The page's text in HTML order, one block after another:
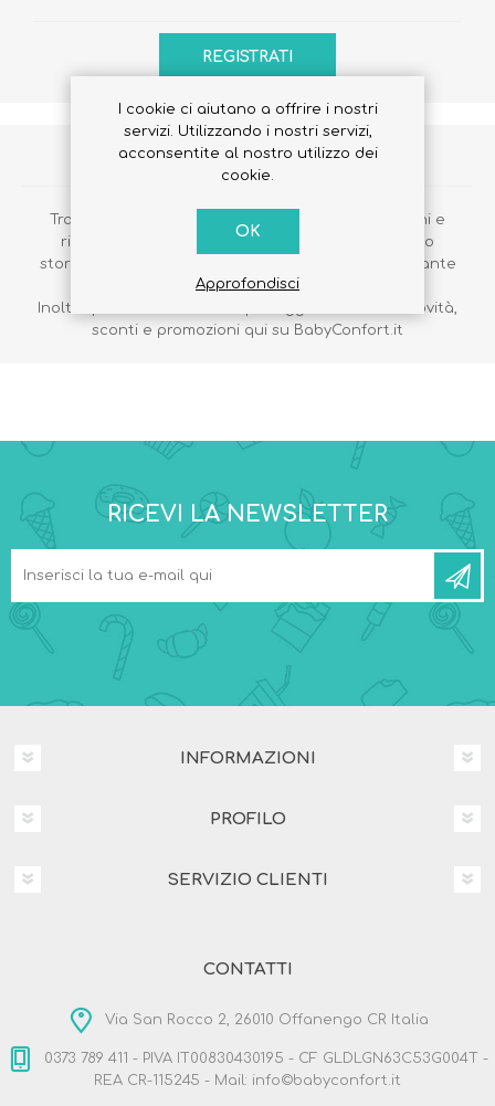
VANTAGGI DELLA REGISTRAZIONE
Tramite la registrazione potrai effettuare gli ordini e
ricevere la merce direttamente a casa, vedere lo
storico dei tuoi ordini, seguire le tue spedizioni e tante
altre informazioni.
Inoltre potrai rimanere sempre aggiornato sulle novità,
sconti e promozioni qui su BabyConfort.it
RICEVI LA NEWSLETTER
INFORMAZIONI
PROFILO
SERVIZIO CLIENTI
CONTATTI
Via San Rocco 2, 26010 Offanengo CR Italia
0373 789 411 - PIVA IT00830430195 - CF GLDLGN63C53G004T -
REA CR-115245 - Mail: info©babyconfort.it
I cookie ci aiutano a offrire i nostri
servizi. Utilizzando i nostri servizi,
acconsentite al nostro utilizzo dei
cookie.
OK
Approfondisci